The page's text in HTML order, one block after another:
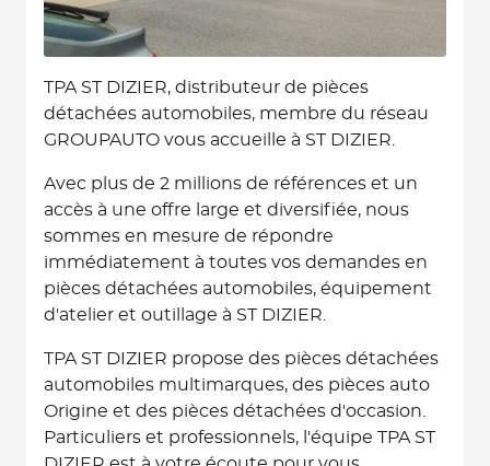
TPA ST DIZIER, distributeur de pièces
détachées automobiles, membre du réseau
GROUPAUTO vous accueille à ST DIZIER.
Avec plus de 2 millions de références et un
accès à une offre large et diversifiée, nous
sommes en mesure de répondre
immédiatement à toutes vos demandes en
pièces détachées automobiles, équipement
d'atelier et outillage à ST DIZIER.
TPA ST DIZIER propose des pièces détachées
automobiles multimarques, des pièces auto
Origine et des pièces détachées d'occasion.
Particuliers et professionnels, l'équipe TPA ST